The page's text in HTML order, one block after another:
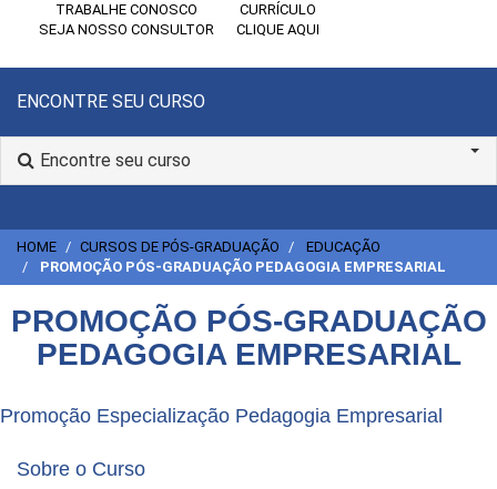
TRABALHE CONOSCO
SEJA NOSSO CONSULTOR
CURRÍCULO
CLIQUE AQUI
ENCONTRE SEU CURSO
Encontre seu curso
HOME CURSOS DE PÓS-GRADUAÇÃO
EDUCAÇÃO
PROMOÇÃO PÓS-GRADUAÇÃO PEDAGOGIA EMPRESARIAL
PROMOÇÃO PÓS-GRADUAÇÃO
PEDAGOGIA EMPRESARIAL
Promoção Especialização Pedagogia Empresarial
Sobre o Curso